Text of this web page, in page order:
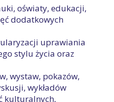
oświaty, edukacji,
dodatkowych
uprawiania
stylu życia oraz
wystaw, pokazów,
wykładów
kulturalnych,